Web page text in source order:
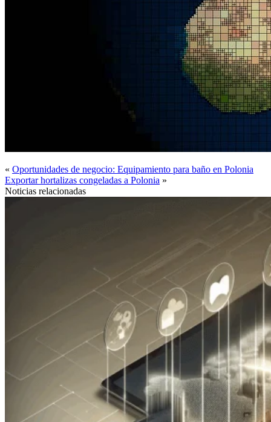
« Oportunidades de negocio: Equipamiento para baño en Polonia
Exportar hortalizas congeladas a Polonia »
Noticias relacionadas